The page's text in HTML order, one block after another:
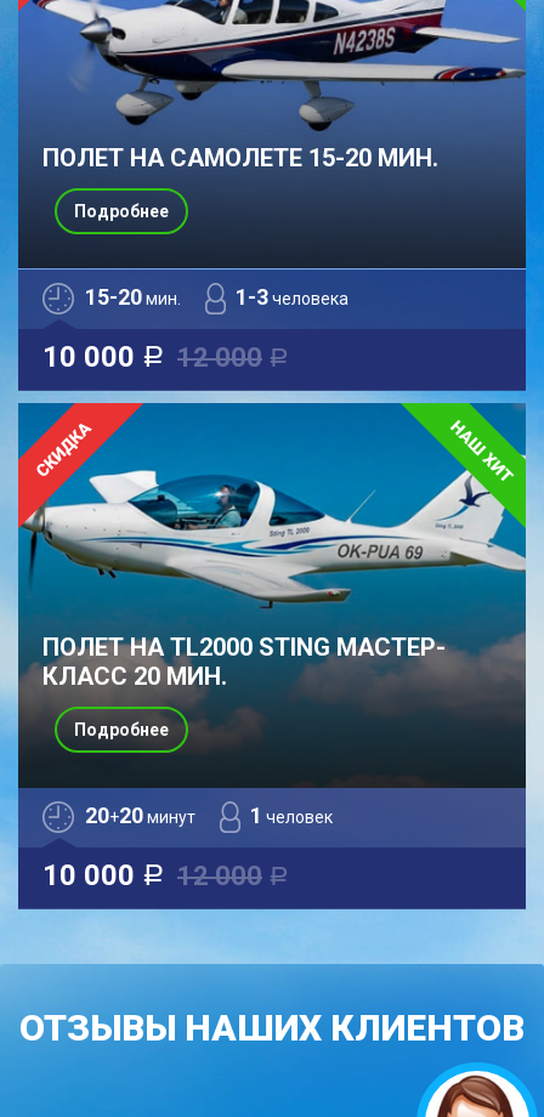
ПОЛЕТ НА САМОЛЕТЕ 15-20 МИН.
15-20мин. 1-3человека
10 000 a 12 000 a
Подробнее
ПОЛЕТ НА TL2000 STING МАСТЕР-
КЛАСС 20 МИН.
20+20минут 1 человек
10 000 a 12 000 a
Подробнее
ОТЗЫВЫ НАШИХ КЛИЕНТОВ